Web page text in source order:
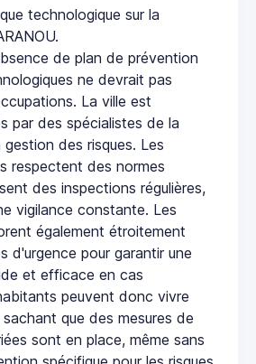
technologique sur la
de plan de prévention
ne devrait pas
La ville est
par des spécialistes de la
des risques. Les
respectent des normes
des inspections régulières,
vigilance constante. Les
également étroitement
d'urgence pour garantir une
et efficace en cas
peuvent donc vivre
que des mesures de
sont en place, même sans